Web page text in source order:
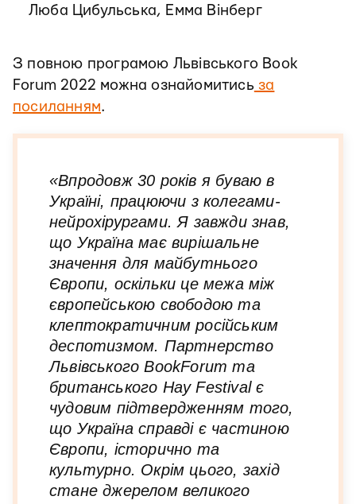
Люба Цибульська, Емма Вінберг
З повною програмою Львівського Book
Forum 2022 можна ознайомитись за
посиланням.
«Впродовж 30 років я буваю в
Україні, працюючи з колегами-
нейрохірургами. Я завжди знав,
що Україна має вирішальне
значення для майбутнього
Європи, оскільки це межа між
європейською свободою та
клептократичним російським
деспотизмом. Партнерство
Львівського BookForum та
британського Hay Festival є
чудовим підтвердженням того,
що Україна справді є частиною
Європи, історично та
культурно. Окрім цього, захід
стане джерелом великого